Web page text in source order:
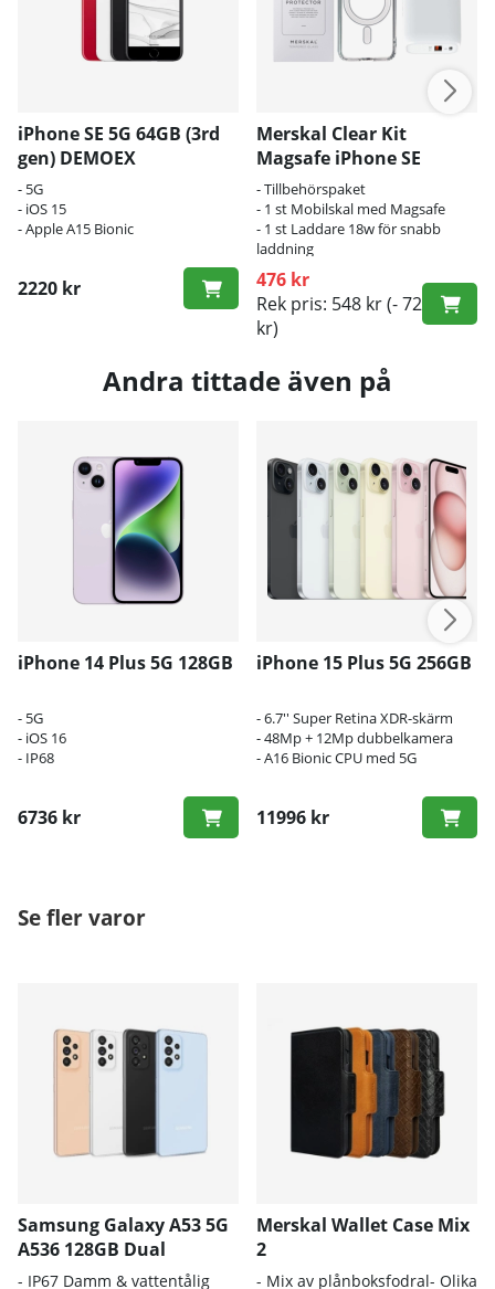
iPhone SE 5G 64GB (3rd
gen) DEMOEX
- 5G
- iOS 15
- Apple A15 Bionic
2220 kr
Merskal Clear Kit
Magsafe iPhone SE
(2nd/3rd Gen)
- Tillbehörspaket
- 1 st Mobilskal med Magsafe
- 1 st Laddare 18w för snabb
laddning
476 kr
Rek pris: 548 kr(- 72
kr)
Andra tittade även på
iPhone 14 Plus 5G 128GB
- 5G
- iOS 16
- IP68
6736 kr
iPhone 15 Plus 5G 256GB
- 6.7'' Super Retina XDR-skärm
- 48Mp + 12Mp dubbelkamera
- A16 Bionic CPU med 5G
11996 kr
Se fler varor
Samsung Galaxy A53 5G
A536 128GB Dual
- IP67 Damm & vattentålig
Merskal Wallet Case Mix
2
- Mix av plånboksfodral- Olika